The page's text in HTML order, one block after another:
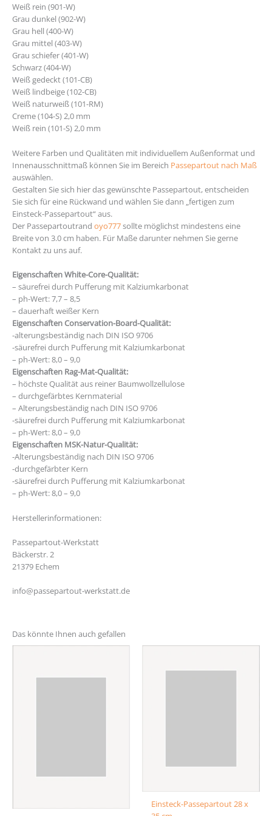
Weiß rein (901-W)
Grau dunkel (902-W)
Grau hell (400-W)
Grau mittel (403-W)
Grau schiefer (401-W)
Schwarz (404-W)
Weiß gedeckt (101-CB)
Weiß lindbeige (102-CB)
Weiß naturweiß (101-RM)
Creme (104-S) 2,0 mm
Weiß rein (101-S) 2,0 mm
Weitere Farben und Qualitäten mit individuellem Außenformat und
Innenausschnittmaß können Sie im Bereich Passepartout nach Maß
auswählen.
Gestalten Sie sich hier das gewünschte Passepartout, entscheiden
Sie sich für eine Rückwand und wählen Sie dann „fertigen zum
Einsteck-Passepartout“ aus.
Der Passepartoutrand oyo777sollte möglichst mindestens eine
Breite von 3.0 cm haben. Für Maße darunter nehmen Sie gerne
Kontakt zu uns auf.
Eigenschaften White-Core-Qualität:
– säurefrei durch Pufferung mit Kalziumkarbonat
– ph-Wert: 7,7 – 8,5
– dauerhaft weißer Kern
Eigenschaften Conservation-Board-Qualität:
-alterungsbeständig nach DIN ISO 9706
-säurefrei durch Pufferung mit Kalziumkarbonat
– ph-Wert: 8,0 – 9,0
Eigenschaften Rag-Mat-Qualität:
– höchste Qualität aus reiner Baumwollzellulose
– durchgefärbtes Kernmaterial
– Alterungsbeständig nach DIN ISO 9706
-säurefrei durch Pufferung mit Kalziumkarbonat
– ph-Wert: 8,0 – 9,0
Eigenschaften MSK-Natur-Qualität:
-Alterungsbeständig nach DIN ISO 9706
-durchgefärbter Kern
-säurefrei durch Pufferung mit Kalziumkarbonat
– ph-Wert: 8,0 – 9,0
Herstellerinformationen:
Passepartout-Werkstatt
Bäckerstr. 2
21379 Echem
info@passepartout-werkstatt.de
Das könnte Ihnen auch gefallen
Einsteck-Passepartout 28 x